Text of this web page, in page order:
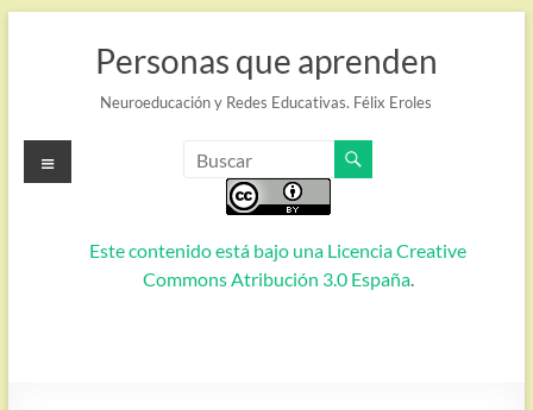
Personas que aprenden
Neuroeducación y Redes Educativas. Félix Eroles
Este contenido está bajo una Licencia Creative
Commons Atribución 3.0 España.
Menú